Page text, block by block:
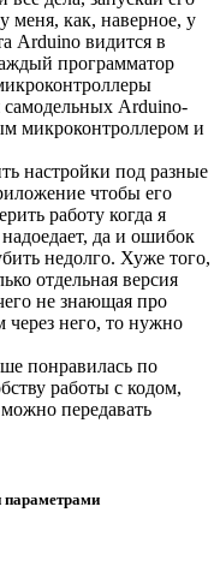
меня, как, наверное, у
Arduino видится в
программатор
самодельных Arduino-
микроконтроллером и
настройки под разные
чтобы его
работу когда я
да и ошибок
недолго. Хуже того,
отдельная версия
не знающая про
него, то нужно
понравилась по
работы с кодом,
передавать
параметрами